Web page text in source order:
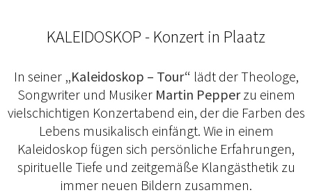
KALEIDOSKOP - Konzert in Plaatz
In seiner „Kaleidoskop – Tour“ lädt der Theologe,
Songwriter und Musiker Martin Pepperzu einem
vielschichtigen Konzertabend ein, der die Farben des
Lebens musikalisch einfängt. Wie in einem
Kaleidoskop fügen sich persönliche Erfahrungen,
spirituelle Tiefe und zeitgemäße Klangästhetik zu
immer neuen Bildern zusammen.